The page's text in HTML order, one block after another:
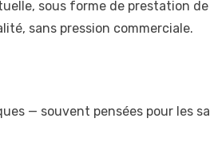
sous forme de prestation
sans pression commerciale.
— souvent pensées pour les